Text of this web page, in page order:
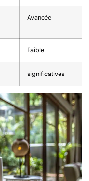
Avancée
Faible
significatives